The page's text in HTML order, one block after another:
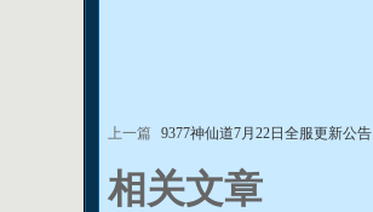
上一篇 9377神仙道7月22日全服更新公告
相关文章